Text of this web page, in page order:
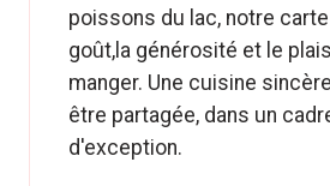
poissons du lac, notre
goût,la générosité et le
manger. Une cuisine
être partagée, dans un
d'exception.